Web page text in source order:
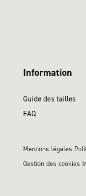
Information
Guide des tailles
FAQ
Mentions légales
Gestion des cookies